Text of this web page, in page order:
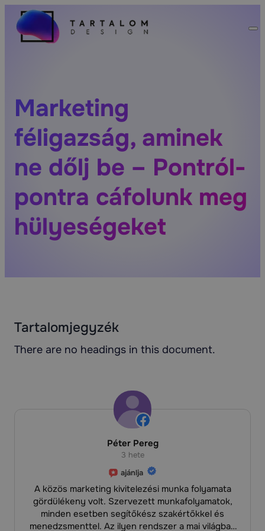
Marketing
féligazság, aminek
ne dőlj be – Pontról-
pontra cáfolunk meg
hülyeségeket
Tartalomjegyzék
There are no headings in this document.
Péter Pereg
3 hete
ajánlja
A közös marketing kivitelezési munka folyamata
gördülékeny volt. Szervezett munkafolyamatok,
minden esetben segítőkész szakértőkkel és
menedzsmenttel. Az ilyen rendszer a mai világban